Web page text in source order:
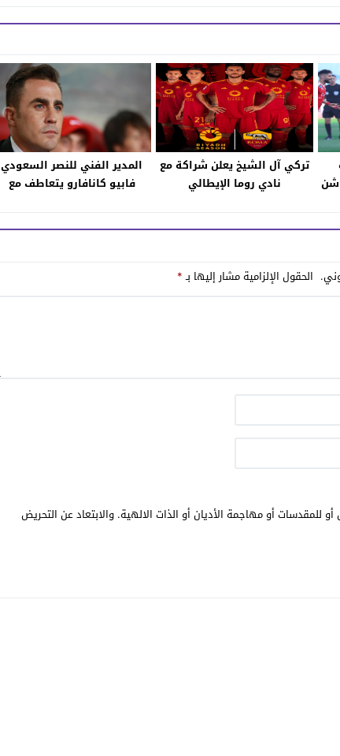
تركي آل الشيخ يعلن شراكة مع
نادي روما الإيطالي
المدير الفني للنصر السعودي
فابيو كانافارو يتعاطف مع
الحقول الإلزامية مشار إليها بـ*
للمقدسات أو مهاجمة الأديان أو الذات الالهية. والابتعاد عن التحريض